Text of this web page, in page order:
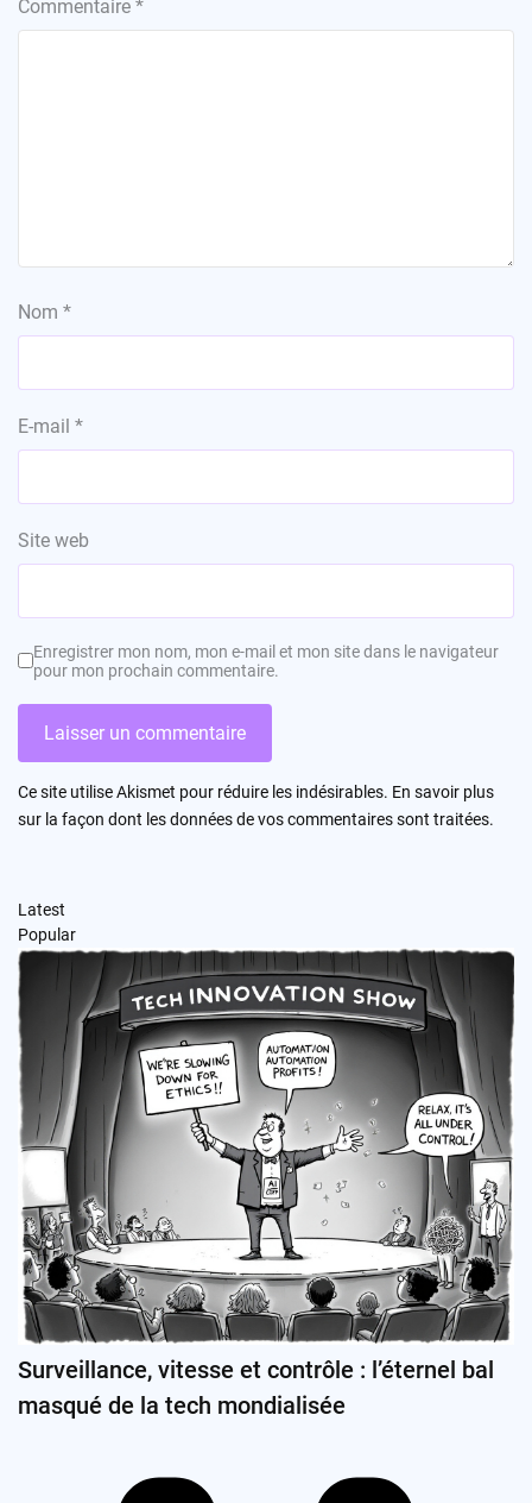
Commentaire *
Nom *
E-mail *
Site web
Enregistrer mon nom, mon e-mail et mon site dans le navigateur
pour mon prochain commentaire.
Ce site utilise Akismet pour réduire les indésirables. En savoir plus
sur la façon dont les données de vos commentaires sont traitées.
Latest
Popular
Surveillance, vitesse et contrôle : l’éternel bal
masqué de la tech mondialisée